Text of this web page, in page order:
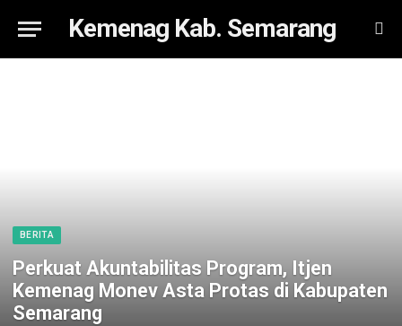
Kemenag Kab. Semarang
BERITA
Perkuat Akuntabilitas Program, Itjen
Kemenag Monev Asta Protas di Kabupaten
Semarang